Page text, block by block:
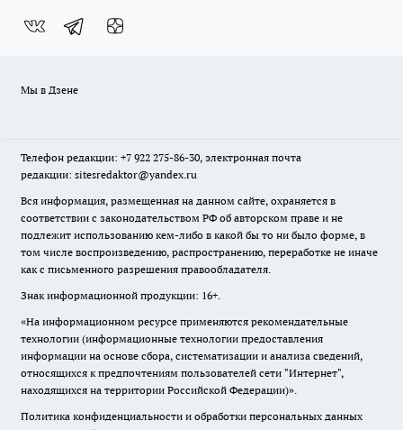
Мы в Дзене
Телефон редакции: +7 922 275-86-30, электронная почта
редакции: sitesredaktor@yandex.ru
Вся информация, размещенная на данном сайте, охраняется в
соответствии с законодательством РФ об авторском праве и не
подлежит использованию кем-либо в какой бы то ни было форме, в
том числе воспроизведению, распространению, переработке не иначе
как с письменного разрешения правообладателя.
Знак информационной продукции: 16+.
«На информационном ресурсе применяются рекомендательные
технологии (информационные технологии предоставления
информации на основе сбора, систематизации и анализа сведений,
относящихся к предпочтениям пользователей сети "Интернет",
находящихся на территории Российской Федерации)».
Политика конфиденциальности и обработки персональных данных